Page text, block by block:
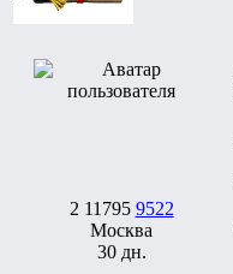
2 11795 9522
Москва
30 дн.